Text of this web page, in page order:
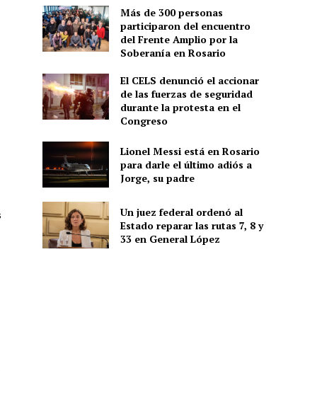
Más de 300 personas
participaron del encuentro
del Frente Amplio por la
Soberanía en Rosario
El CELS denunció el accionar
de las fuerzas de seguridad
durante la protesta en el
Congreso
Lionel Messi está en Rosario
para darle el último adiós a
Jorge, su padre
Un juez federal ordenó al
Estado reparar las rutas 7, 8 y
33 en General López